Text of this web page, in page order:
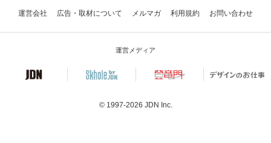
運営会社 広告・取材について メルマガ 利用規約 お問い合わせ
運営メディア
© 1997-2026 JDN Inc.